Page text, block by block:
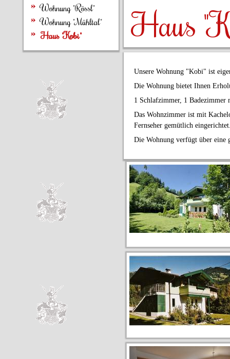
Wohnung "Rössl"
Wohnung "Mühltal"
Haus "Kobi"
Haus
Unsere Wohnung "Kobi" ist
Die Wohnung bietet Ihnen
1 Schlafzimmer, 1 Badezimmer
Das Wohnzimmer ist mit
Fernseher gemütlich
Die Wohnung verfügt über eine